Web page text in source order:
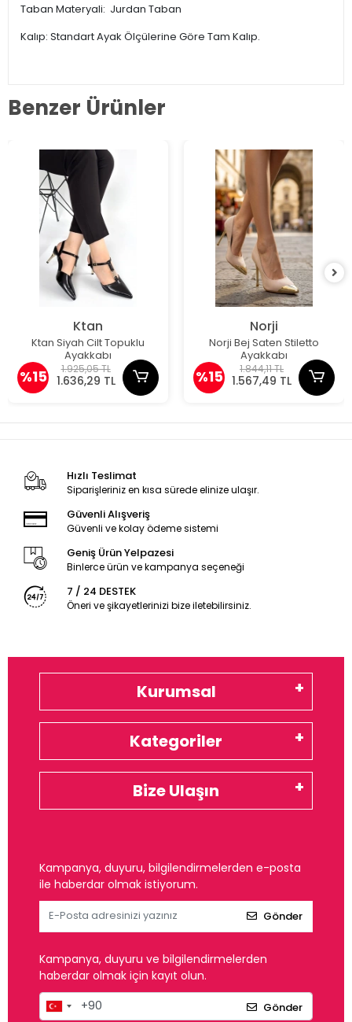
Taban Materyali: Jurdan Taban
Kalıp: Standart Ayak Ölçülerine Göre Tam Kalıp.
Benzer Ürünler
Ktan
Ktan Siyah Cilt Topuklu
Ayakkabı
%15 1.925,05 TL
1.636,29 TL
Norji
Norji Bej Saten Stiletto
Ayakkabı
%15 1.844,11 TL
1.567,49 TL
Hızlı Teslimat
Siparişleriniz en kısa sürede elinize ulaşır.
Güvenli Alışveriş
Güvenli ve kolay ödeme sistemi
Geniş Ürün Yelpazesi
Binlerce ürün ve kampanya seçeneği
7 / 24 DESTEK
Öneri ve şikayetlerinizi bize iletebilirsiniz.
Kurumsal
Kategoriler
Bize Ulaşın
Kampanya, duyuru, bilgilendirmelerden e-posta
ile haberdar olmak istiyorum.
Gönder
Kampanya, duyuru ve bilgilendirmelerden
haberdar olmak için kayıt olun.
Gönder